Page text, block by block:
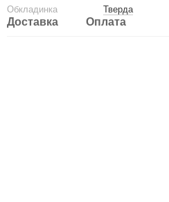
Обкладинка
Тверда
Доставка Оплата